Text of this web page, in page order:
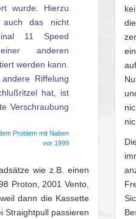
wurde. Hierzu
auch das nicht
11 Speed
anderen
werden kann.
Riffelung
hat, ist
Verschraubung
wie z.B. einen
Proton, 2001 Vento,
dann die Kassette
Straightpull passieren